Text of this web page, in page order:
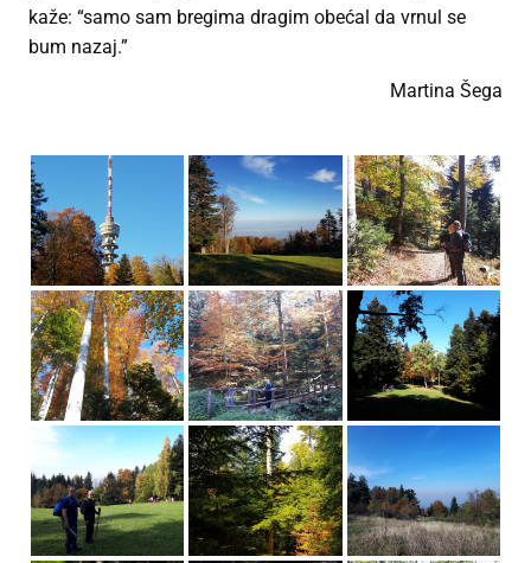
kaže: “samo sam bregima dragim obećal da vrnul se
bum nazaj.”
Martina Šega